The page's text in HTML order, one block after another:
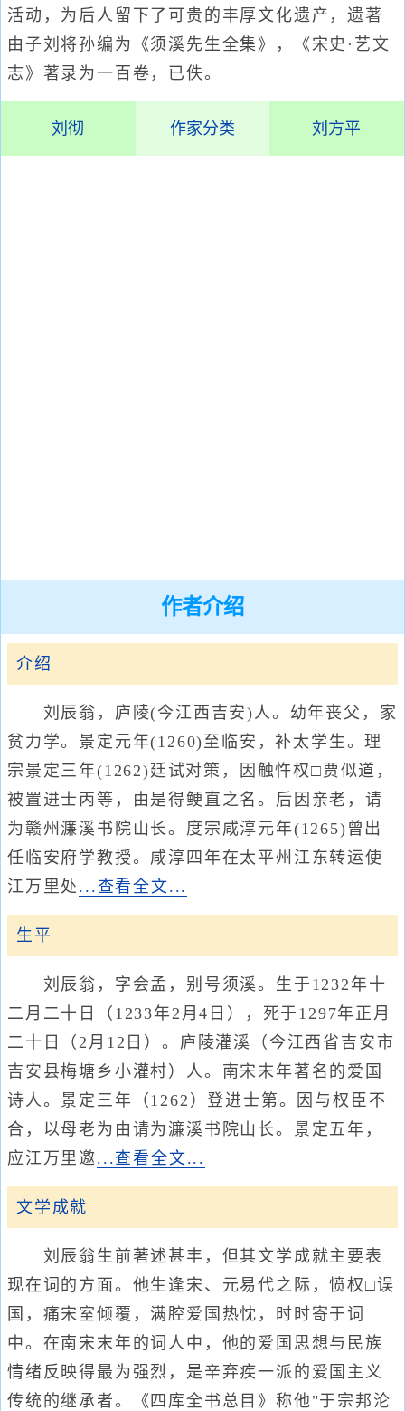
活动，为后人留下了可贵的丰厚文化遗产，遗著
由子刘将孙编为《须溪先生全集》，《宋史·艺文
志》著录为一百卷，已佚。
刘彻 作家分类 刘方平
作者介绍
介绍
刘辰翁，庐陵(今江西吉安)人。幼年丧父，家
贫力学。景定元年(1260)至临安，补太学生。理
宗景定三年(1262)廷试对策，因触忤权□贾似道，
被置进士丙等，由是得鲠直之名。后因亲老，请
为赣州濂溪书院山长。度宗咸淳元年(1265)曾出
任临安府学教授。咸淳四年在太平州江东转运使
江万里处 ...查看全文...
生平
刘辰翁，字会孟，别号须溪。生于1232年十
二月二十日（1233年2月4日），死于1297年正月
二十日（2月12日）。庐陵灌溪（今江西省吉安市
吉安县梅塘乡小灌村）人。南宋末年著名的爱国
诗人。景定三年（1262）登进士第。因与权臣不
合，以母老为由请为濂溪书院山长。景定五年，
应江万里邀 ...查看全文...
文学成就
刘辰翁生前著述甚丰，但其文学成就主要表
现在词的方面。他生逢宋、元易代之际，愤权□误
国，痛宋室倾覆，满腔爱国热忱，时时寄于词
中。在南宋末年的词人中，他的爱国思想与民族
情绪反映得最为强烈，是辛弃疾一派的爱国主义
传统的继承者。《四库全书总目》称他"于宗邦沦